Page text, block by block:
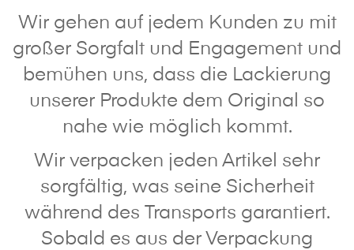
Wir gehen auf jedem Kunden zu mit
großer Sorgfalt und Engagement und
bemühen uns, dass die Lackierung
unserer Produkte dem Original so
nahe wie möglich kommt.
Wir verpacken jeden Artikel sehr
sorgfältig, was seine Sicherheit
während des Transports garantiert.
Sobald es aus der Verpackung